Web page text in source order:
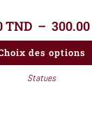
TND – 300.00
des options
Statues